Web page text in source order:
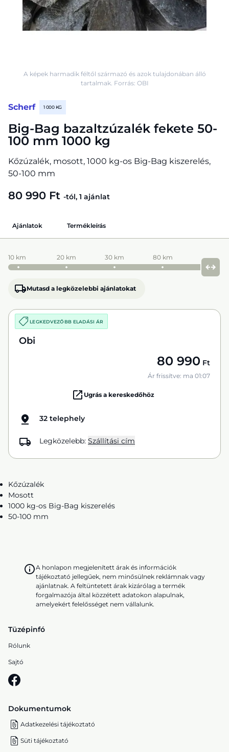
Scherf 1 000 KG
Big-Bag bazaltzúzalék fekete 50-
100 mm 1000 kg
Kőzúzalék, mosott, 1000 kg-os Big-Bag kiszerelés,
50-100 mm
80 990 Ft -tól, 1 ajánlat
A képek harmadik féltől származó és azok tulajdonában álló
tartalmak. Forrás: OBI
Ajánlatok Termékleírás
10 km 20 km 30 km 80 km
Mutasd a legközelebbi ajánlatokat
LEGKEDVEZŐBB ELADÁSI ÁR
Obi
80 990 Ft
Ár frissítve: ma 01:07
Ugrás a kereskedőhöz
32 telephely
Legközelebb: Szállítási cím
Kőzúzalék
Mosott
1000 kg-os Big-Bag kiszerelés
50-100 mm
A honlapon megjelenített árak és információk
tájékoztató jellegűek, nem minősülnek reklámnak vagy
ajánlatnak. A feltüntetett árak kizárólag a termék
forgalmazója által közzétett adatokon alapulnak,
amelyekért felelősséget nem vállalunk.
Tüzépinfó
Rólunk
Sajtó
Dokumentumok
Adatkezelési tájékoztató
Süti tájékoztató